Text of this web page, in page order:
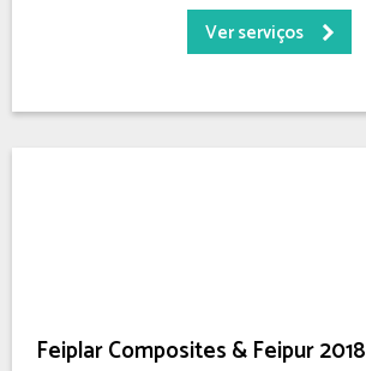
Ver serviços
Feiplar Composites & Feipur 2018